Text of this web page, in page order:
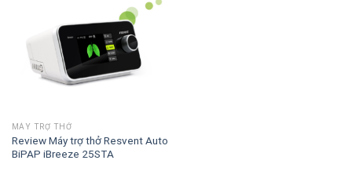
MÁY TRỢ THỞ
Review Máy trợ thở Resvent Auto
BiPAP iBreeze 25STA